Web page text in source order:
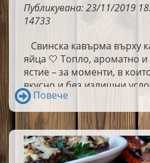
Публикувана: 23/11/2019
14733
Свинска кавърма върху
яйца 🤍 Топло, ароматно
ястие – за моменти, в
вкусно и без излишни
Обикновени продукти,
много уют в чинията.
Повече